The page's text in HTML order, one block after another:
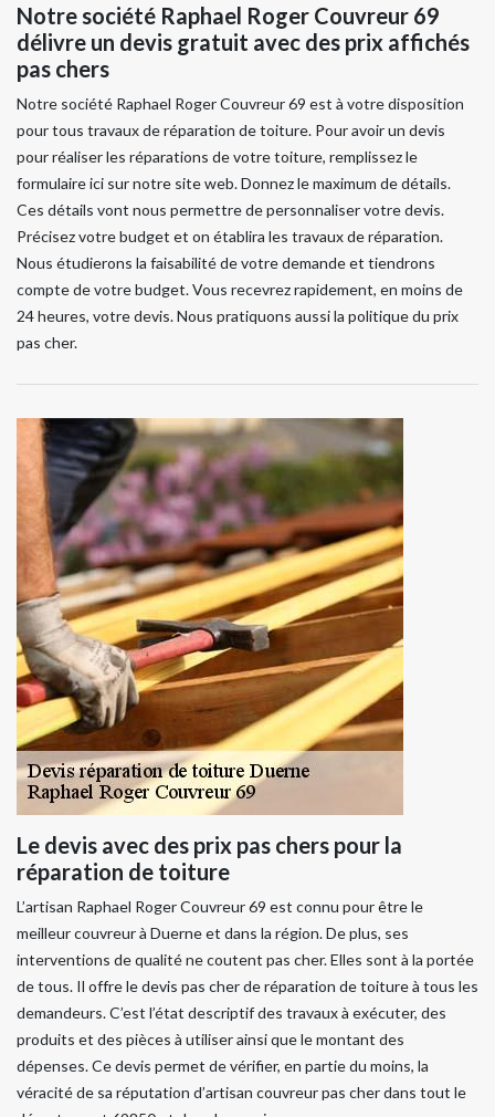
Notre société Raphael Roger Couvreur 69
délivre un devis gratuit avec des prix affichés
pas chers
Notre société Raphael Roger Couvreur 69 est à votre disposition
pour tous travaux de réparation de toiture. Pour avoir un devis
pour réaliser les réparations de votre toiture, remplissez le
formulaire ici sur notre site web. Donnez le maximum de détails.
Ces détails vont nous permettre de personnaliser votre devis.
Précisez votre budget et on établira les travaux de réparation.
Nous étudierons la faisabilité de votre demande et tiendrons
compte de votre budget. Vous recevrez rapidement, en moins de
24 heures, votre devis. Nous pratiquons aussi la politique du prix
pas cher.
Le devis avec des prix pas chers pour la
réparation de toiture
L’artisan Raphael Roger Couvreur 69 est connu pour être le
meilleur couvreur à Duerne et dans la région. De plus, ses
interventions de qualité ne coutent pas cher. Elles sont à la portée
de tous. Il offre le devis pas cher de réparation de toiture à tous les
demandeurs. C’est l’état descriptif des travaux à exécuter, des
produits et des pièces à utiliser ainsi que le montant des
dépenses. Ce devis permet de vérifier, en partie du moins, la
véracité de sa réputation d’artisan couvreur pas cher dans tout le